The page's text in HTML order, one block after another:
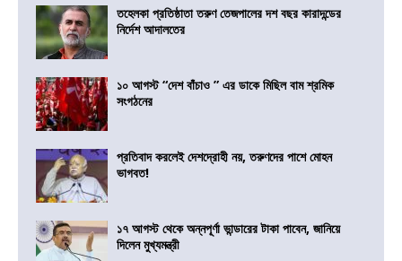
তহেলকা প্রতিষ্ঠাতা তরুণ তেজপালের দশ বছর কারাদন্ডের
নির্দেশ আদালতের
১০ আগস্ট “দেশ বাঁচাও ” এর ডাকে মিছিল বাম শ্রমিক
সংগঠনের
প্রতিবাদ করলেই দেশদ্রোহী নয়, তরুণদের পাশে মোহন
ভাগবত!
১৭ আগস্ট থেকে অন্নপূর্ণা ভান্ডারের টাকা পাবেন, জানিয়ে
দিলেন মুখ্যমন্ত্রী